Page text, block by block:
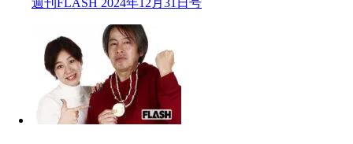
週刊FLASH 2024年12月31日号